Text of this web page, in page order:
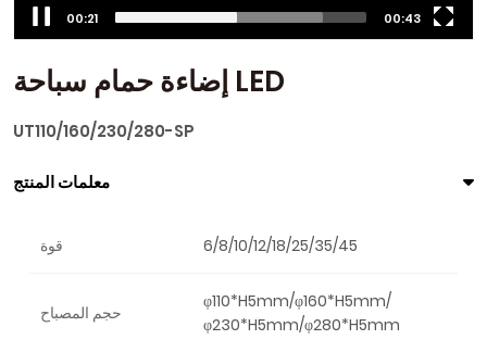
إضاءة حمام سباحة LED
UT110/160/230/280-SP
معلمات المنتج
قوة 6/8/10/12/18/25/35/45
حجم المصباح
φ110*H5mm/φ160*H5mm/
φ230*H5mm/φ280*H5mm
00:23 00:43